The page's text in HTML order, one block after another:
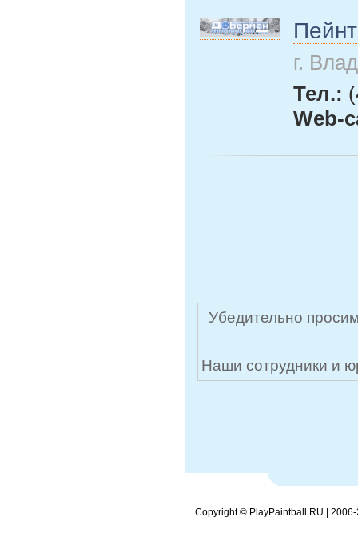
г.
Тел.:
Web-
Убедительно
Наши сотрудники и
Copyright © PlayPaintball.RU | 2006-